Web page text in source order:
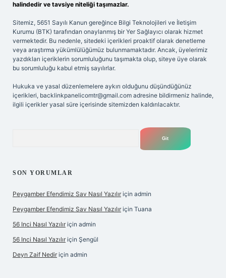
halindedir ve tavsiye niteliği taşımazlar.
Sitemiz, 5651 Sayılı Kanun gereğince Bilgi Teknolojileri ve İletişim
Kurumu (BTK) tarafından onaylanmış bir Yer Sağlayıcı olarak hizmet
vermektedir. Bu nedenle, sitedeki içerikleri proaktif olarak denetleme
veya araştırma yükümlülüğümüz bulunmamaktadır. Ancak, üyelerimiz
yazdıkları içeriklerin sorumluluğunu taşımakta olup, siteye üye olarak
bu sorumluluğu kabul etmiş sayılırlar.
Hukuka ve yasal düzenlemelere aykırı olduğunu düşündüğünüz
içerikleri, backlinkpanelicomtr@gmail.com adresine bildirmeniz halinde,
ilgili içerikler yasal süre içerisinde sitemizden kaldırılacaktır.
SON YORUMLAR
Peygamber Efendimiz Sav Nasıl Yazılır için admin
Peygamber Efendimiz Sav Nasıl Yazılır için Tuana
56 Inci Nasıl Yazılır için admin
56 Inci Nasıl Yazılır için Şengül
Deyn Zaif Nedir için admin